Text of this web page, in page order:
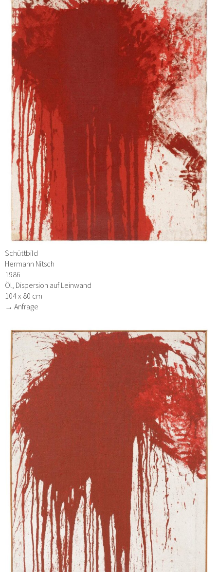
Schüttbild
Hermann Nitsch
1986
Öl, Dispersion auf Leinwand
104 x 80 cm
→ Anfrage